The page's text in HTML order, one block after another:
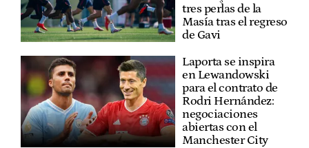
tres perlas de la
Masía tras el regreso
de Gavi
Laporta se inspira
en Lewandowski
para el contrato de
Rodri Hernández:
negociaciones
abiertas con el
Manchester City